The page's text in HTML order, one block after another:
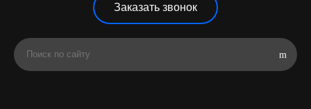
Заказать звонок